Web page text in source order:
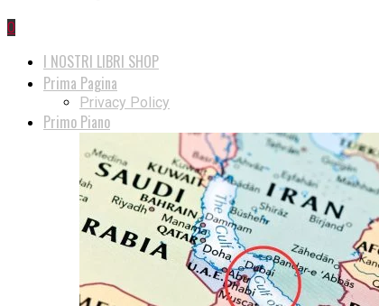
0
I NOSTRI LIBRI SHOP
Prima Pagina
Privacy Policy
Primo Piano